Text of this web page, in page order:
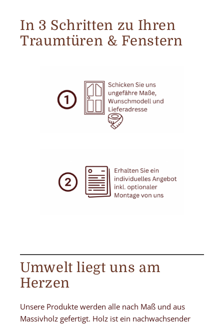
In 3 Schritten zu Ihren
Traumtüren & Fenstern
Umwelt liegt uns am
Herzen
Unsere Produkte werden alle nach Maß und aus
Massivholz gefertigt. Holz ist ein nachwachsender